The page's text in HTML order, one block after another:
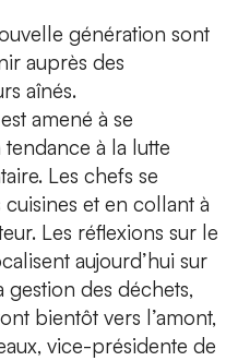
génération sont
auprès des
aînés.
amené à se
à la lutte
Les chefs se
et en collant à
Les réflexions sur le
aujourd’hui sur
gestion des déchets,
bientôt vers l’amont,
vice-présidente de